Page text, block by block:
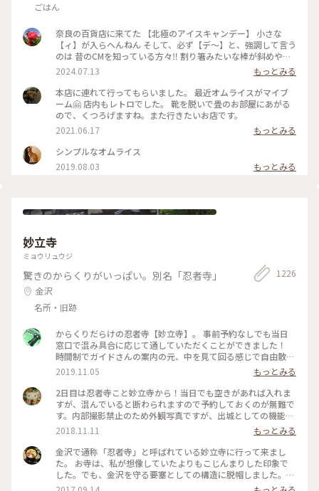
ごはん
奈良の百貨店に来てた 【北極のアイスキャンデー】 小さな
【ィ】が入らへんねん そして、必ず【デ〜】と、強調して言う
のは 昔のCMを知っている方々‼️ 割り箸みたいな棒が斜めやね
ん ※子供の頃は割り箸やと思いこんでた チョコと違うねん❗️ コ
2024.07.13
もっとみる
本店に連れて行ってもらいました。 最近オムライスがマイブ
ーム🤗 店内もレトロでした。 靴を脱いで畳のお部屋にあがる
ので、くつろげますね。また行きたいお店です。
2021.06.17
もっとみる
シンプルなオムライス
2019.08.03
もっとみる
妙立寺
ミョウリュウジ
驚きのからくりがいっぱい。別名「忍者寺」
金沢
名所・旧跡
1226
からくりだらけの忍者寺【妙立寺】。 事前予約なしでも当日
窓口で混み具合に応じて通していただくことができました！
時間制でガイドさんの案内の元、中を見て回る感じで自由散策
はできませんが様々なからくりの説明を聞くことができます。
撮影禁止の為、中の写真はありませんが外人観光客にも人気な
ようで外国語での案内資料も充実していました。女子旅で茶屋
街に立ち寄った際についでに、と行ってみたら案外面白くて！
雨の日でも楽しめるのでおススメです。 #金沢 #寺 #妙立寺 #
2019.11.05
もっとみる
2日目は忍者寺こと妙立寺から！当日でも空きがあれば入れま
すが、混んでいると断わられますので予約しておくのが無難で
す。内部撮影禁止のため外観写真ですが、出城としての機能が
凄かった…！前田家がどれほど徳川を警戒していたかよくわか
りました。 #建物 #神社仏閣 #金沢 #石川
2018.11.11
もっとみる
金沢で通称「忍者寺」と呼ばれている妙立寺に行って来まし
た。 お寺は、私が想像していたよりもこじんまりした印象で
した。でも、金沢を守る要塞としての構造に脱帽しました。
ちなみに、これはお寺の裏口にあたる場所です。人が多くて、